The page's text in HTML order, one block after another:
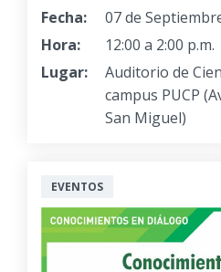
Fecha:
07 de
Hora:
12:00 a 2:00 p.m.
Lugar:
Auditorio de
campus PUCP
San Miguel)
EVENTOS